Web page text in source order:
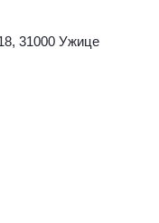
31000 Ужице